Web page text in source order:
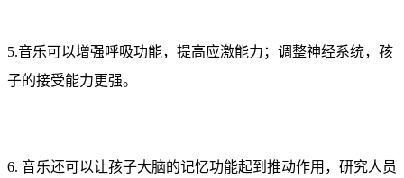
5.音乐可以增强呼吸功能，提高应激能力；调整神经系统，孩
子的接受能力更强。
6. 音乐还可以让孩子大脑的记忆功能起到推动作用，研究人员